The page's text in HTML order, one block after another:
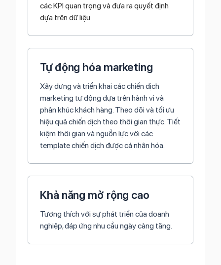
các KPI quan trọng và đưa ra quyết định
dựa trên dữ liệu.
Tự động hóa marketing
Xây dựng và triển khai các chiến dịch
marketing tự động dựa trên hành vi và
phân khúc khách hàng. Theo dõi và tối ưu
hiệu quả chiến dịch theo thời gian thực. Tiết
kiệm thời gian và nguồn lực với các
template chiến dịch được cá nhân hóa.
Khả năng mở rộng cao
Tương thích với sự phát triển của doanh
nghiệp, đáp ứng nhu cầu ngày càng tăng.